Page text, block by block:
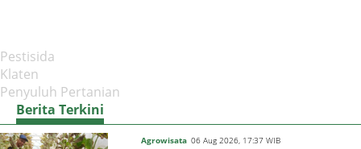
Pestisida
Klaten
Penyuluh Pertanian
Berita Terkini
Agrowisata 06 Aug 2026, 17:37 WIB